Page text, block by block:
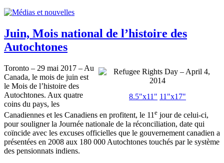
Juin, Mois national de l’histoire des
Autochtones
8.5"x11" 11"x17"
Toronto – 29 mai 2017 – Au
Canada, le mois de juin est
le Mois de l’histoire des
Autochtones. Aux quatre
coins du pays, les
Canadiennes et les Canadiens en profitent, le 11 e jour de celui-ci,
pour souligner la Journée nationale de la réconciliation, date qui
coïncide avec les excuses officielles que le gouvernement canadien a
présentées en 2008 aux 180 000 Autochtones touchés par le système
des pensionnats indiens.